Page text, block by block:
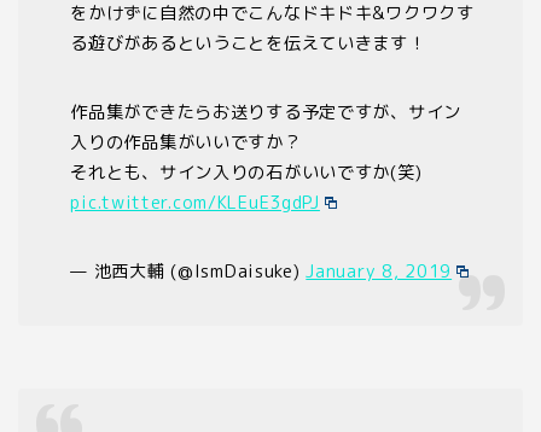
をかけずに自然の中でこんなドキドキ&ワクワクす
る遊びがあるということを伝えていきます！
作品集ができたらお送りする予定ですが、サイン
入りの作品集がいいですか？
それとも、サイン入りの石がいいですか(笑)
pic.twitter.com/KLEuE3gdPJ
— 池西大輔 (@IsmDaisuke)January 8, 2019